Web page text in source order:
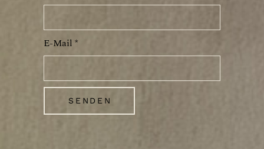
E-Mail *